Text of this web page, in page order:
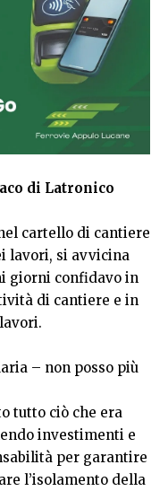
di Latronico
cartello di cantiere
lavori, si avvicina
giorni confidavo in
di cantiere e in
– non posso più
tutto ciò che era
investimenti e
per garantire
l’isolamento della